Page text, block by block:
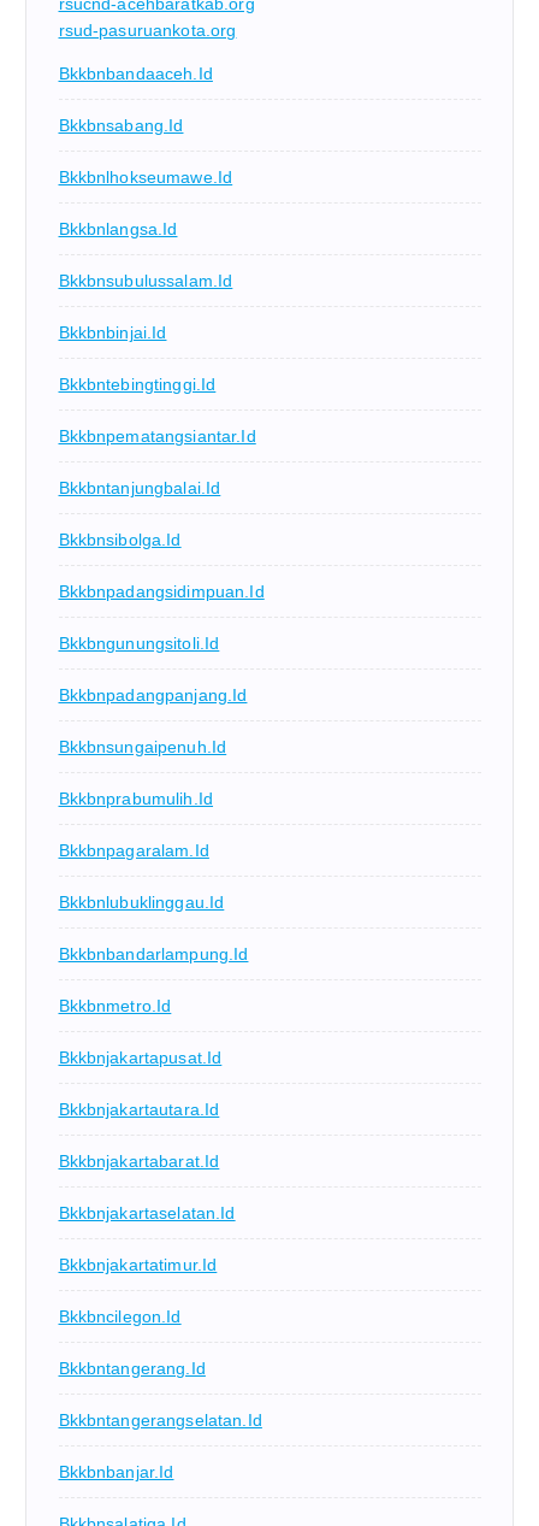
rsud-pasuruankota.org
Bkkbnbandaaceh.id
Bkkbnsabang.id
Bkkbnlhokseumawe.id
Bkkbnlangsa.id
Bkkbnsubulussalam.id
Bkkbnbinjai.id
Bkkbntebingtinggi.id
Bkkbnpematangsiantar.id
Bkkbntanjungbalai.id
Bkkbnsibolga.id
Bkkbnpadangsidimpuan.id
Bkkbngunungsitoli.id
Bkkbnpadangpanjang.id
Bkkbnsungaipenuh.id
Bkkbnprabumulih.id
Bkkbnpagaralam.id
Bkkbnlubuklinggau.id
Bkkbnbandarlampung.id
Bkkbnmetro.id
Bkkbnjakartapusat.id
Bkkbnjakartautara.id
Bkkbnjakartabarat.id
Bkkbnjakartaselatan.id
Bkkbnjakartatimur.id
Bkkbncilegon.id
Bkkbntangerang.id
Bkkbntangerangselatan.id
Bkkbnbanjar.id